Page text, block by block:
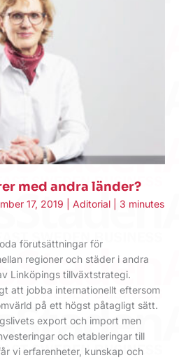
med andra länder?
17, 2019 Aditorial
3 minutes
förutsättningar för
regioner och städer i andra
Linköpings tillväxtstrategi.
att jobba internationellt eftersom
på ett högst påtagligt sätt.
export och import men
och etableringar till
vi erfarenheter, kunskap och